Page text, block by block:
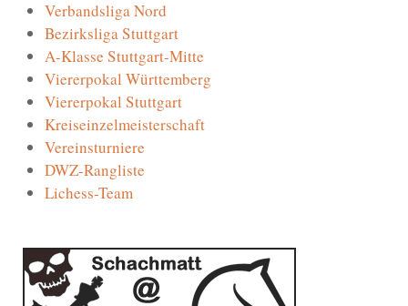
Verbandsliga Nord
Bezirksliga Stuttgart
A-Klasse Stuttgart-Mitte
Viererpokal Württemberg
Viererpokal Stuttgart
Kreiseinzelmeisterschaft
Vereinsturniere
DWZ-Rangliste
Lichess-Team